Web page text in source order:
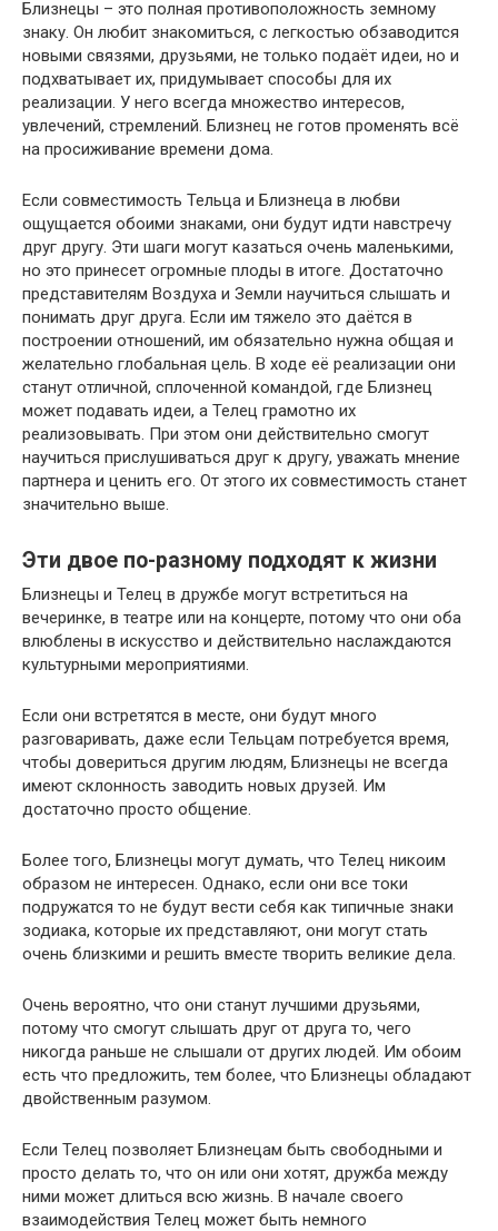
Близнецы – это полная противоположность земному
знаку. Он любит знакомиться, с легкостью обзаводится
новыми связями, друзьями, не только подаёт идеи, но и
подхватывает их, придумывает способы для их
реализации. У него всегда множество интересов,
увлечений, стремлений. Близнец не готов променять всё
на просиживание времени дома.
Если совместимость Тельца и Близнеца в любви
ощущается обоими знаками, они будут идти навстречу
друг другу. Эти шаги могут казаться очень маленькими,
но это принесет огромные плоды в итоге. Достаточно
представителям Воздуха и Земли научиться слышать и
понимать друг друга. Если им тяжело это даётся в
построении отношений, им обязательно нужна общая и
желательно глобальная цель. В ходе её реализации они
станут отличной, сплоченной командой, где Близнец
может подавать идеи, а Телец грамотно их
реализовывать. При этом они действительно смогут
научиться прислушиваться друг к другу, уважать мнение
партнера и ценить его. От этого их совместимость станет
значительно выше.
Эти двое по-разному подходят к жизни
Близнецы и Телец в дружбе могут встретиться на
вечеринке, в театре или на концерте, потому что они оба
влюблены в искусство и действительно наслаждаются
культурными мероприятиями.
Если они встретятся в месте, они будут много
разговаривать, даже если Тельцам потребуется время,
чтобы довериться другим людям, Близнецы не всегда
имеют склонность заводить новых друзей. Им
достаточно просто общение.
Более того, Близнецы могут думать, что Телец никоим
образом не интересен. Однако, если они все токи
подружатся то не будут вести себя как типичные знаки
зодиака, которые их представляют, они могут стать
очень близкими и решить вместе творить великие дела.
Очень вероятно, что они станут лучшими друзьями,
потому что смогут слышать друг от друга то, чего
никогда раньше не слышали от других людей. Им обоим
есть что предложить, тем более, что Близнецы обладают
двойственным разумом.
Если Телец позволяет Близнецам быть свободными и
просто делать то, что он или они хотят, дружба между
ними может длиться всю жизнь. В начале своего
взаимодействия Телец может быть немного